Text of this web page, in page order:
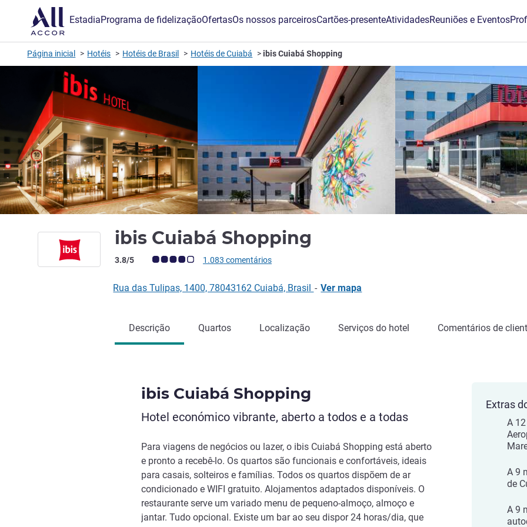
EstadiaPrograma de fidelizaçãoOfertasOs nossos parceirosCartões-presenteAtividadesReuniões e Eventos
Página inicial Hotéis Hotéis de Brasil Hotéis de Cuiabá ibis Cuiabá Shopping
ibis Cuiabá Shopping
Nota clientes Avis (Classificação ALL)
3.8/5 1.083 comentários
Rua das Tulipas, 1400, 78043162 Cuiabá, Brasil - Ver mapa
Descrição Quartos Localização Serviços do hotel Comentários de
ibis Cuiabá Shopping
Hotel económico vibrante, aberto a todos e a todas
Para viagens de negócios ou lazer, o ibis Cuiabá Shopping está aberto
e pronto a recebê-lo. Os quartos são funcionais e confortáveis, ideais
para casais, solteiros e famílias. Todos os quartos dispõem de ar
condicionado e WIFI gratuito. Alojamentos adaptados disponíveis. O
restaurante serve um variado menu de pequeno-almoço, almoço e
jantar. Tudo opcional. Existe um bar ao seu dispor 24 horas/dia, que
Extras
A
A 9
de
A 9